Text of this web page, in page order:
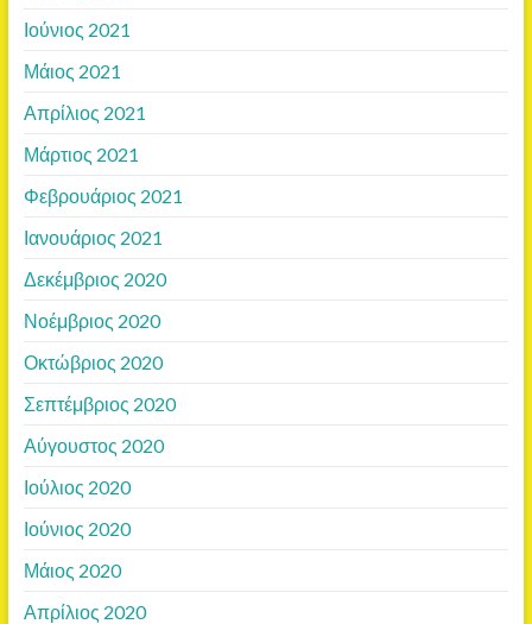
Ιούνιος 2021
Μάιος 2021
Απρίλιος 2021
Μάρτιος 2021
Φεβρουάριος 2021
Ιανουάριος 2021
Δεκέμβριος 2020
Νοέμβριος 2020
Οκτώβριος 2020
Σεπτέμβριος 2020
Αύγουστος 2020
Ιούλιος 2020
Ιούνιος 2020
Μάιος 2020
Απρίλιος 2020